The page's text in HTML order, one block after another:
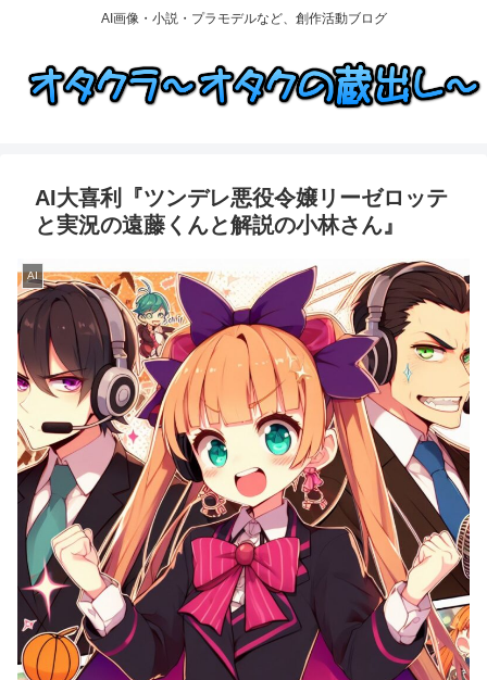
AI画像・小説・プラモデルなど、創作活動ブログ
AI大喜利『ツンデレ悪役令嬢リーゼロッテ
と実況の遠藤くんと解説の小林さん』
AI